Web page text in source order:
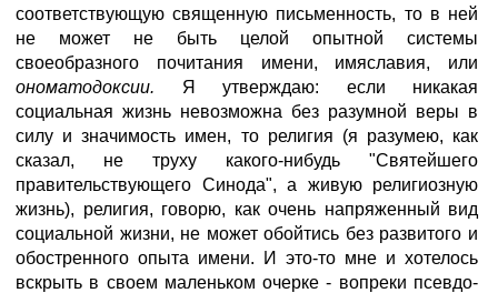
соответствующую священную письменность, то в ней
не может не быть целой опытной системы
своеобразного почитания имени, имяславия, или
ономатодоксии. Я утверждаю: если никакая
социальная жизнь невозможна без разумной веры в
силу и значимость имен, то религия (я разумею, как
сказал, не труху какого-нибудь "Святейшего
правительствующего Синода", а живую религиозную
жизнь), религия, говорю, как очень напряженный вид
социальной жизни, не может обойтись без развитого и
обостренного опыта имени. И это-то мне и хотелось
вскрыть в своем маленьком очерке - вопреки псевдо-